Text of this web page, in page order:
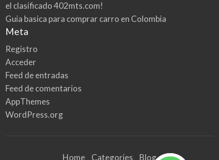
el clasificado 402mts.com!
Guia basica para comprar carro en Colombia
Meta
Registro
Acceder
Feed de entradas
Feed de comentarios
AppThemes
WordPress.org
Home Categories Blog